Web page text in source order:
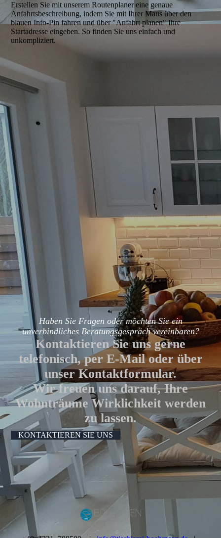
Erstellen Sie mit unserem Routenplaner eine genaue
Anfahrtsbeschreibung, indem Sie mit Ihrer Maus über den
blauen Info-Pin fahren und über "Anfahrt planen" Ihre
Startadresse eingeben. So finden Sie uns einfach und
unkompliziert.
Haben Sie Fragen oder möchten Sie ein
unverbindliches Beratungsgespräch vereinbaren?
Kontaktieren Sie uns gerne
telefonisch, per E-Mail oder über
unser Kontaktformular.
Wir freuen uns darauf, Ihre
Wohnträume Wirklichkeit werden
zu lassen.
KONTAKTIEREN SIE UNS